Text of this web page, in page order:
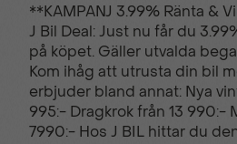
Avbländande
innerbackspegel
**KAMPANJ 3.99% Ränta &
J Bil Deal: Just nu får du
på köpet. Gäller utvalda
Kom ihåg att utrusta din bil
erbjuder bland annat: Nya
995:- Dragkrok från 13 990:-
7990:- Hos J BIL hittar du